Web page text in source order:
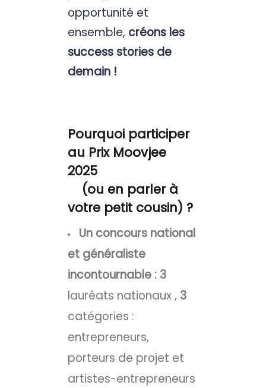
opportunité et
ensemble, créons les
success stories de
demain !
Pourquoi participer
au Prix Moovjee
2025
(ou en parler à
votre petit cousin) ?
Un concours national
et généraliste
incontournable : 3
lauréats nationaux , 3
catégories :
entrepreneurs,
porteurs de projet et
artistes-entrepreneurs